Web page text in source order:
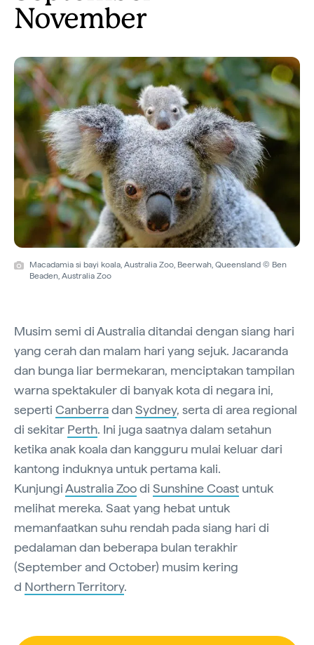
November
Macadamia si bayi koala, Australia Zoo, Beerwah, Queensland © Ben
Beaden, Australia Zoo
Musim semi di Australia ditandai dengan siang hari
yang cerah dan malam hari yang sejuk. Jacaranda
dan bunga liar bermekaran, menciptakan tampilan
warna spektakuler di banyak kota di negara ini,
seperti CanberradanSydney, serta di area regional
di sekitar Perth. Ini juga saatnya dalam setahun
ketika anak koala dan kangguru mulai keluar dari
kantong induknya untuk pertama kali.
KunjungiAustralia Zoodi Sunshine Coast untuk
melihat mereka. Saat yang hebat untuk
memanfaatkan suhu rendah pada siang hari di
pedalaman dan beberapa bulan terakhir
(September and October) musim kering
d Northern Territory.